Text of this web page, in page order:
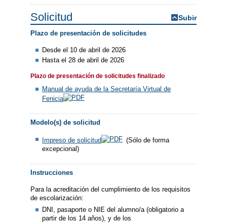
Solicitud Subir
Plazo de presentación de solicitudes
Desde el 10 de abril de 2026
Hasta el 28 de abril de 2026
Plazo de presentación de solicitudes finalizado
Manual de ayuda de la Secretaría Virtual de
Fenicia
Modelo(s) de solicitud
Impreso de solicitud
(Sólo de forma
excepcional)
Instrucciones
Para la acreditación del cumplimiento de los requisitos
de escolarización:
DNI, pasaporte o NIE del alumno/a (obligatorio a
partir de los 14 años), y de los